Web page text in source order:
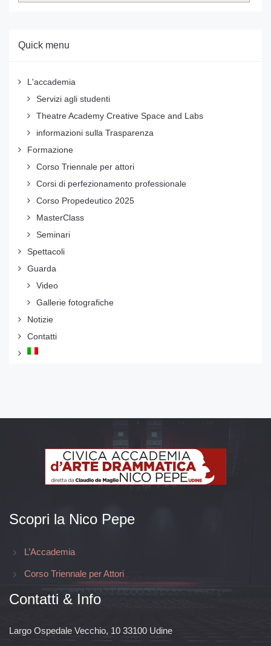
Quick menu
L'accademia
Servizi agli studenti
Theatre Academy Creative Space and Labs
informazioni sulla Trasparenza
Formazione
Corso Triennale per attori
Corsi di perfezionamento professionale
Corso Propedeutico 2025
MasterClass
Seminari
Spettacoli
Guarda
Video
Gallerie fotografiche
Notizie
Contatti
Scopri la Nico Pepe
L’Accademia
Corso Triennale per Attori
Contatti & Info
Largo Ospedale Vecchio, 10 33100 Udine